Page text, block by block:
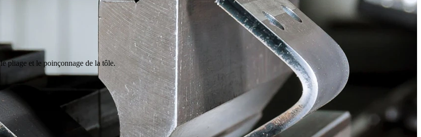
le pliage et le poinçonnage de la tôle.